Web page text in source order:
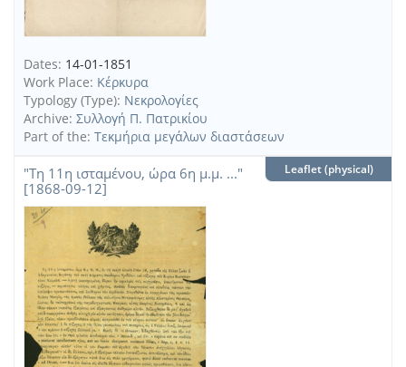
Dates: 14-01-1851
Work Place: Κέρκυρα
Typology (Type): Νεκρολογίες
Archive: Συλλογή Π. Πατρικίου
Part of the: Τεκμήρια μεγάλων διαστάσεων
"Τη 11η ισταμένου, ώρα 6η μ.μ. ..."
[1868-09-12]
Leaflet (physical)